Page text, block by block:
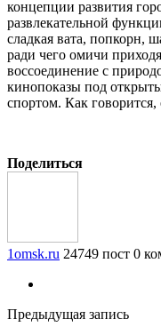
концепции развития
развлекательной
сладкая вата, попкорн,
ради чего омичи
воссоединение с
кинопоказы под
спортом. Как говорится,
Поделиться
1omsk.ru 24749 пост 0
Предыдущая запись